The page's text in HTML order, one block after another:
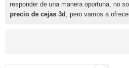
responder de una manera oportuna, no
precio de cejas 3d , pero vamos a